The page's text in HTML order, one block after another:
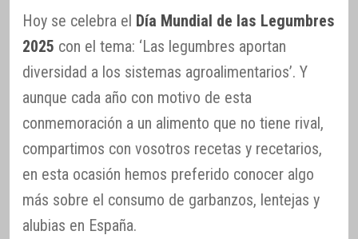
Hoy se celebra el Día Mundial de las Legumbres
2025 con el tema: ‘Las legumbres aportan
diversidad a los sistemas agroalimentarios’. Y
aunque cada año con motivo de esta
conmemoración a un alimento que no tiene rival,
compartimos con vosotros recetas y recetarios,
en esta ocasión hemos preferido conocer algo
más sobre el consumo de garbanzos, lentejas y
alubias en España.